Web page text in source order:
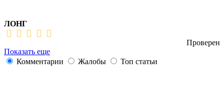
ЛОНГ
Проверен
Показать еще
Комментарии
Жалобы Топ статьи